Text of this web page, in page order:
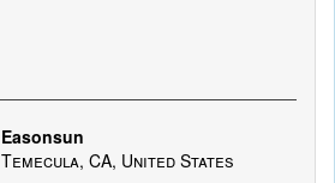
Easonsun
Temecula, CA, United States